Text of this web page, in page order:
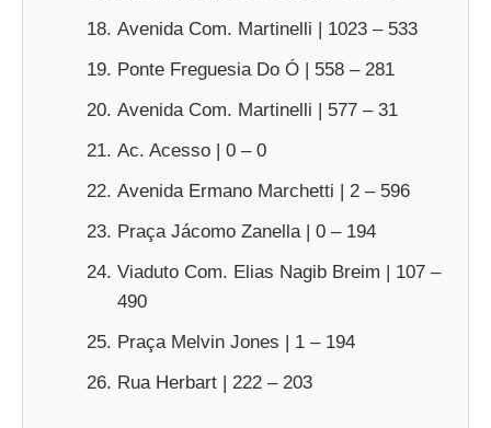
Avenida Com. Martinelli | 1023 – 533
Ponte Freguesia Do Ó | 558 – 281
Avenida Com. Martinelli | 577 – 31
Ac. Acesso | 0 – 0
Avenida Ermano Marchetti | 2 – 596
Praça Jácomo Zanella | 0 – 194
Viaduto Com. Elias Nagib Breim | 107 –
490
Praça Melvin Jones | 1 – 194
Rua Herbart | 222 – 203